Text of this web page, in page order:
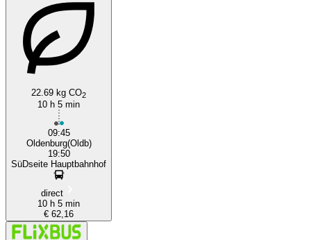
22.69 kg CO2
10 h 5 min
09:45
Oldenburg(Oldb)
19:50
SüDseite Hauptbahnhof
direct
10 h 5 min
€ 62,16